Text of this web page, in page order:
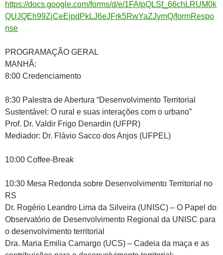
https://docs.google.com/forms/d/e/1FAIpQLSf_66chLRUM0k
QUJQEh99ZjCeEjpdPkLJ6eJFrk5RwYaZJvmQ/formRespo
nse
PROGRAMAÇÃO GERAL
MANHÃ:
8:00 Credenciamento
8:30 Palestra de Abertura “Desenvolvimento Territorial
Sustentável: O rural e suas interações com o urbano”
Prof. Dr. Valdir Frigo Denardin (UFPR)
Mediador: Dr. Flávio Sacco dos Anjos (UFPEL)
10:00 Coffee-Break
10:30 Mesa Redonda sobre Desenvolvimento Territorial no
RS
Dr. Rogério Leandro Lima da Silveira (UNISC) – O Papel do
Observatório de Desenvolvimento Regional da UNISC para
o desenvolvimento territorial
Dra. Maria Emilia Camargo (UCS) – Cadeia da maça e as